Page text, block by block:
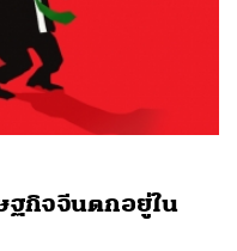
ฐกิจจีนตกอยู่ใน